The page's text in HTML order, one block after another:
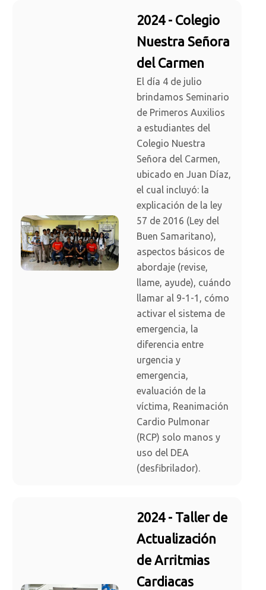
2024 - Colegio
Nuestra Señora
del Carmen
El día 4 de julio
brindamos Seminario
de Primeros Auxilios
a estudiantes del
Colegio Nuestra
Señora del Carmen,
ubicado en Juan Díaz,
el cual incluyó: la
explicación de la ley
57 de 2016 (Ley del
Buen Samaritano),
aspectos básicos de
abordaje (revise,
llame, ayude), cuándo
llamar al 9-1-1, cómo
activar el sistema de
emergencia, la
diferencia entre
urgencia y
emergencia,
evaluación de la
víctima, Reanimación
Cardio Pulmonar
(RCP) solo manos y
uso del DEA
(desfibrilador).
2024 - Taller de
Actualización
de Arritmias
Cardiacas